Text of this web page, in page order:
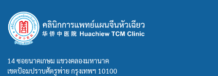
14 ซอยนาคเกษม แขวงคลองมหานาค
เขตป้อมปราบศัตรูพ่าย กรุงเทพฯ 10100